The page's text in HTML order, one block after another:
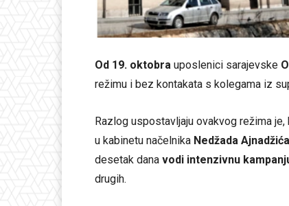
Od 19. oktobra uposlenici sarajevske
režimu i bez kontakata s kolegama iz
Razlog uspostavljaju ovakvog režima
u kabinetu načelnika Nedžada Ajnadžića
desetak dana vodi intenzivnu
drugih.